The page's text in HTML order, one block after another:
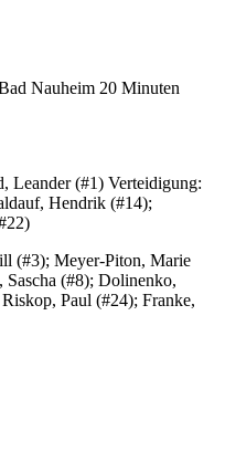
Nauheim 20 Minuten
Leander (#1) Verteidigung:
Hendrik (#14);
(#3); Meyer-Piton, Marie
(#8); Dolinenko,
Paul (#24); Franke,